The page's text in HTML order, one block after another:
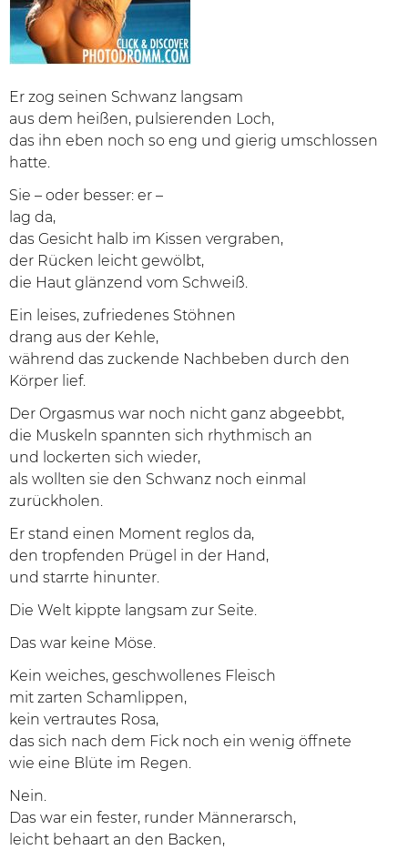
Er zog seinen Schwanz langsam
aus dem heißen, pulsierenden Loch,
das ihn eben noch so eng und gierig umschlossen
hatte.
Sie – oder besser: er –
lag da,
das Gesicht halb im Kissen vergraben,
der Rücken leicht gewölbt,
die Haut glänzend vom Schweiß.
Ein leises, zufriedenes Stöhnen
drang aus der Kehle,
während das zuckende Nachbeben durch den
Körper lief.
Der Orgasmus war noch nicht ganz abgeebbt,
die Muskeln spannten sich rhythmisch an
und lockerten sich wieder,
als wollten sie den Schwanz noch einmal
zurückholen.
Er stand einen Moment reglos da,
den tropfenden Prügel in der Hand,
und starrte hinunter.
Die Welt kippte langsam zur Seite.
Das war keine Möse.
Kein weiches, geschwollenes Fleisch
mit zarten Schamlippen,
kein vertrautes Rosa,
das sich nach dem Fick noch ein wenig öffnete
wie eine Blüte im Regen.
Nein.
Das war ein fester, runder Männerarsch,
leicht behaart an den Backen,